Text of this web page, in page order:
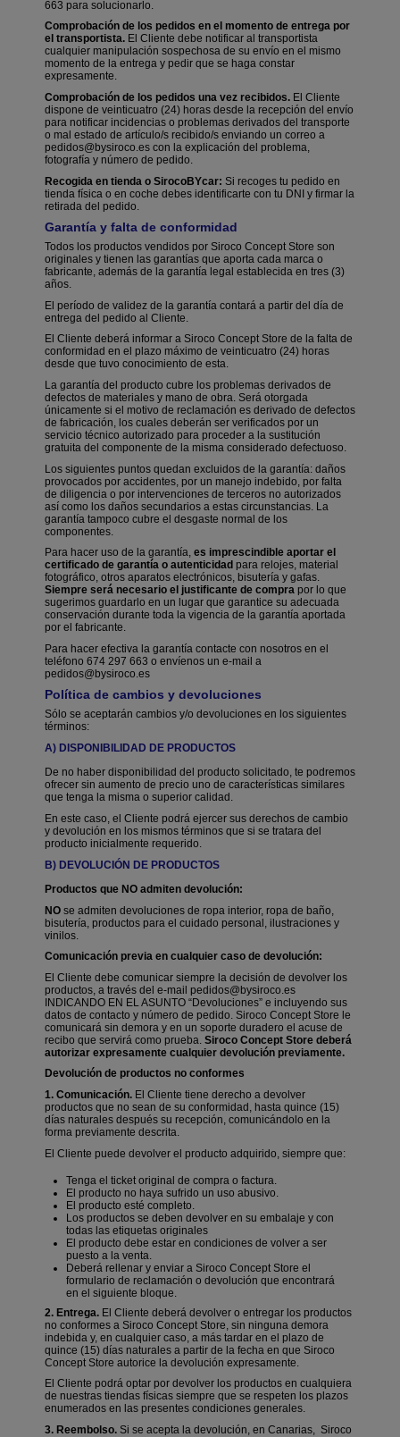
663 para solucionarlo.
Comprobación de los pedidos en el momento de entrega por
el transportista. El Cliente debe notificar al transportista
cualquier manipulación sospechosa de su envío en el mismo
momento de la entrega y pedir que se haga constar
expresamente.
Comprobación de los pedidos una vez recibidos. El Cliente
dispone de veinticuatro (24) horas desde la recepción del envío
para notificar incidencias o problemas derivados del transporte
o mal estado de artículo/s recibido/s enviando un correo a
pedidos@bysiroco.es con la explicación del problema,
fotografía y número de pedido.
Recogida en tienda o SirocoBYcar: Si recoges tu pedido en
tienda física o en coche debes identificarte con tu DNI y firmar la
retirada del pedido.
Garantía y falta de conformidad
Todos los productos vendidos por Siroco Concept Store son
originales y tienen las garantías que aporta cada marca o
fabricante, además de la garantía legal establecida en tres (3)
años.
El período de validez de la garantía contará a partir del día de
entrega del pedido al Cliente.
El Cliente deberá informar a Siroco Concept Store de la falta de
conformidad en el plazo máximo de veinticuatro (24) horas
desde que tuvo conocimiento de esta.
La garantía del producto cubre los problemas derivados de
defectos de materiales y mano de obra. Será otorgada
únicamente si el motivo de reclamación es derivado de defectos
de fabricación, los cuales deberán ser verificados por un
servicio técnico autorizado para proceder a la sustitución
gratuita del componente de la misma considerado defectuoso.
Los siguientes puntos quedan excluidos de la garantía: daños
provocados por accidentes, por un manejo indebido, por falta
de diligencia o por intervenciones de terceros no autorizados
así como los daños secundarios a estas circunstancias. La
garantía tampoco cubre el desgaste normal de los
componentes.
Para hacer uso de la garantía, es imprescindible aportar el
certificado de garantía o autenticidad para relojes, material
fotográfico, otros aparatos electrónicos, bisutería y gafas.
Siempre será necesario el justificante de compra por lo que
sugerimos guardarlo en un lugar que garantice su adecuada
conservación durante toda la vigencia de la garantía aportada
por el fabricante.
Para hacer efectiva la garantía contacte con nosotros en el
teléfono 674 297 663 o envíenos un e-mail a
pedidos@bysiroco.es
Política de cambios y devoluciones
Sólo se aceptarán cambios y/o devoluciones en los siguientes
términos:
A) DISPONIBILIDAD DE PRODUCTOS
De no haber disponibilidad del producto solicitado, te podremos
ofrecer sin aumento de precio uno de características similares
que tenga la misma o superior calidad.
En este caso, el Cliente podrá ejercer sus derechos de cambio
y devolución en los mismos términos que si se tratara del
producto inicialmente requerido.
B) DEVOLUCIÓN DE PRODUCTOS
Productos que NO admiten devolución:
NO se admiten devoluciones de ropa interior, ropa de baño,
bisutería, productos para el cuidado personal, ilustraciones y
vinilos.
Comunicación previa en cualquier caso de devolución:
El Cliente debe comunicar siempre la decisión de devolver los
productos, a través del e-mail pedidos@bysiroco.es
INDICANDO EN EL ASUNTO “Devoluciones” e incluyendo sus
datos de contacto y número de pedido. Siroco Concept Store le
comunicará sin demora y en un soporte duradero el acuse de
recibo que servirá como prueba. Siroco Concept Store deberá
autorizar expresamente cualquier devolución previamente.
Devolución de productos no conformes
1. Comunicación. El Cliente tiene derecho a devolver
productos que no sean de su conformidad, hasta quince (15)
días naturales después su recepción, comunicándolo en la
forma previamente descrita.
El Cliente puede devolver el producto adquirido, siempre que:
Tenga el ticket original de compra o factura.
El producto no haya sufrido un uso abusivo.
El producto esté completo.
Los productos se deben devolver en su embalaje y con
todas las etiquetas originales
El producto debe estar en condiciones de volver a ser
puesto a la venta.
Deberá rellenar y enviar a Siroco Concept Store el
formulario de reclamación o devolución que encontrará
en el siguiente bloque.
2. Entrega. El Cliente deberá devolver o entregar los productos
no conformes a Siroco Concept Store, sin ninguna demora
indebida y, en cualquier caso, a más tardar en el plazo de
quince (15) días naturales a partir de la fecha en que Siroco
Concept Store autorice la devolución expresamente.
El Cliente podrá optar por devolver los productos en cualquiera
de nuestras tiendas físicas siempre que se respeten los plazos
enumerados en las presentes condiciones generales.
3. Reembolso. Si se acepta la devolución, en Canarias, Siroco